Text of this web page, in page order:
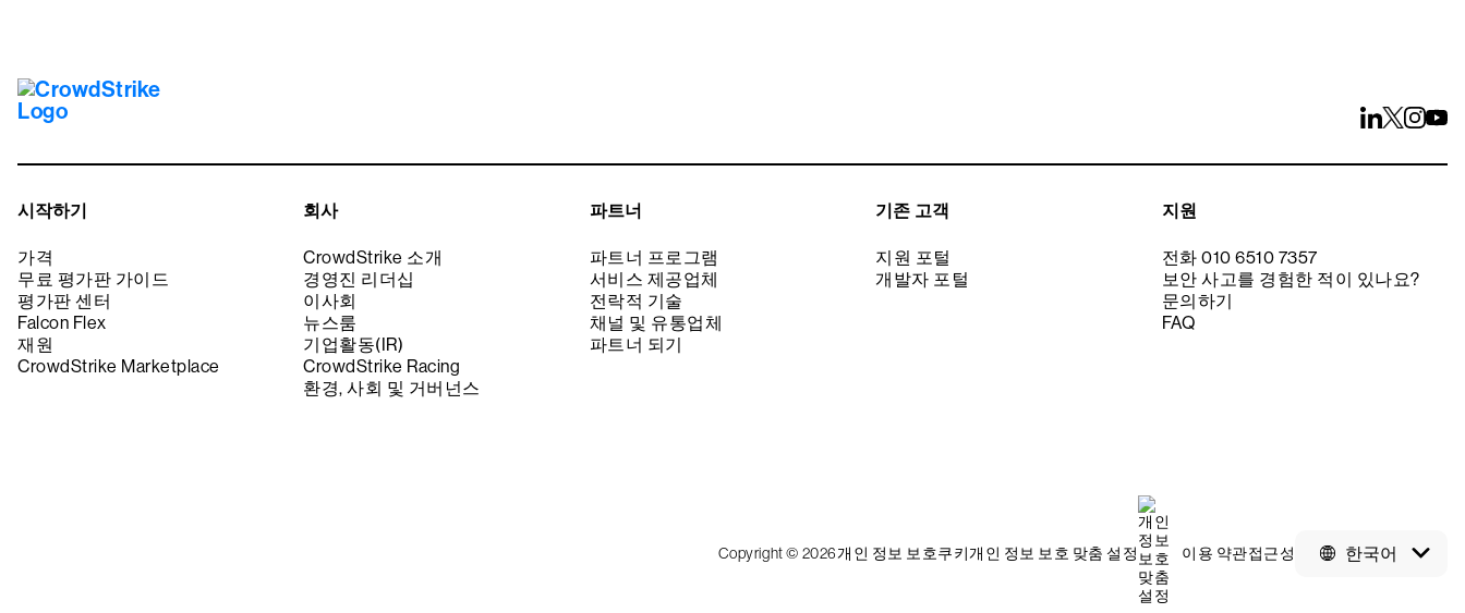
시작하기
가격
무료 평가판 가이드
평가판 센터
Falcon Flex
재원
CrowdStrike Marketplace
회사
CrowdStrike 소개
경영진 리더십
이사회
뉴스룸
기업활동(IR)
CrowdStrike Racing
환경, 사회 및 거버넌스
파트너
파트너 프로그램
서비스 제공업체
전락적 기술
채널 및 유통업체
파트너 되기
기존 고객
지원 포털
개발자 포털
지원
전화 010 6510 7357
보안 사고를 경험한 적이 있나요?
문의하기
FAQ
한국어
Copyright © 2026개인 정보 보호쿠키개인 정보 보호 맞춤 설정 이용 약관접근성